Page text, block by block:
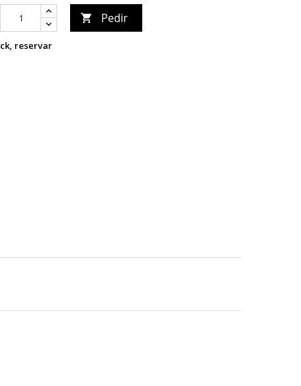
 Pedir
reservar